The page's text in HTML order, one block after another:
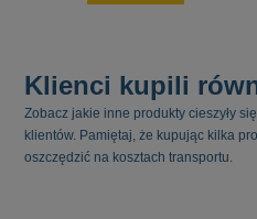
Klienci kupili
Zobacz jakie inne produkty cieszyły
klientów. Pamiętaj, że kupując kilka
oszczędzić na kosztach transportu.